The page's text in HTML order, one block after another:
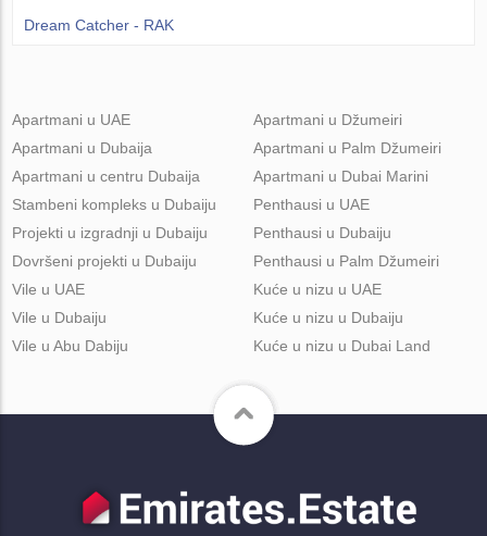
Dream Catcher - RAK
Apartmani u UAE
Apartmani u Dubaija
Apartmani u centru Dubaija
Apartmani u Džumeiri
Apartmani u Palm Džumeiri
Apartmani u Dubai Marini
Stambeni kompleks u Dubaiju
Projekti u izgradnji u Dubaiju
Dovršeni projekti u Dubaiju
Penthausi u UAE
Penthausi u Dubaiju
Penthausi u Palm Džumeiri
Vile u UAE
Vile u Dubaiju
Vile u Abu Dabiju
Kuće u nizu u UAE
Kuće u nizu u Dubaiju
Kuće u nizu u Dubai Land